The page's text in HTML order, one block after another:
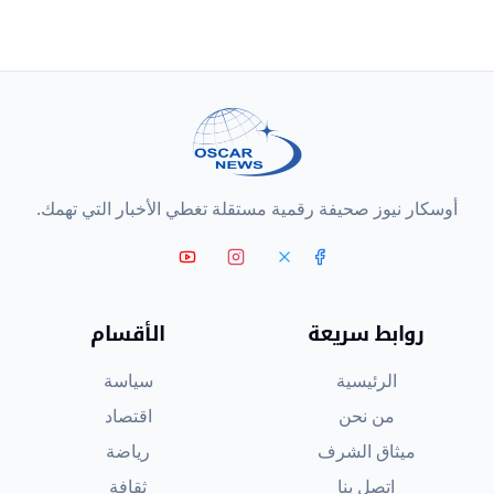
أوسكار نيوز صحيفة رقمية مستقلة تغطي الأخبار التي تهمك.
روابط سريعة
الرئيسية
من نحن
ميثاق الشرف
اتصل بنا
الأقسام
سياسة
اقتصاد
رياضة
ثقافة